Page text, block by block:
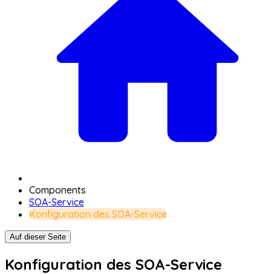
Components
SOA-Service
Konfiguration des SOA-Service
Auf dieser Seite
Konfiguration des SOA-Service